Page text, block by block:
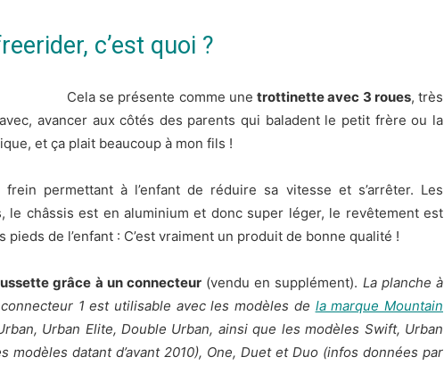
c’est quoi ?
Cela se présente comme unetrottinette avec 3 roues, très
avancer aux côtés des parents qui baladent le petit frère ou la
et ça plait beaucoup à mon fils !
permettant à l’enfant de réduire sa vitesse et s’arrêter. Les
le châssis est en aluminium et donc super léger, le revêtement est
de l’enfant : C’est vraiment un produit de bonne qualité !
grâce à un connecteur(vendu en supplément). La planche à
1 est utilisable avec les modèles de la marque Mountain
Urban Elite, Double Urban, ainsi que les modèles Swift, Urban
modèles datant d’avant 2010), One, Duet et Duo (infos données par